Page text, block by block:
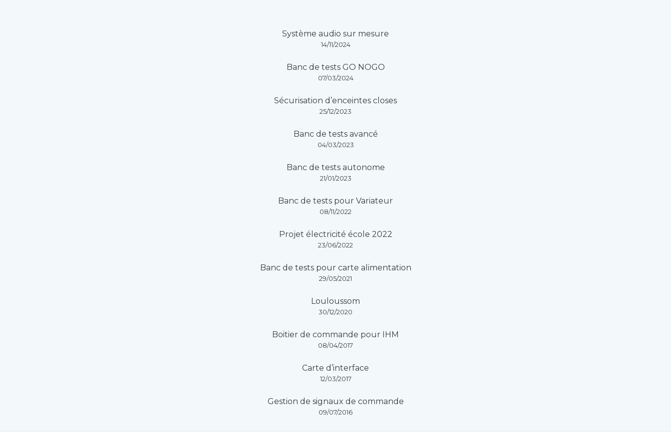
Système audio sur mesure
14/11/2024
Banc de tests GO NOGO
07/03/2024
Sécurisation d’enceintes closes
25/12/2023
Banc de tests avancé
04/03/2023
Banc de tests autonome
21/01/2023
Banc de tests pour Variateur
08/11/2022
Projet électricité école 2022
23/06/2022
Banc de tests pour carte alimentation
29/05/2021
Louloussom
30/12/2020
Boitier de commande pour IHM
08/04/2017
Carte d’interface
12/03/2017
Gestion de signaux de commande
09/07/2016